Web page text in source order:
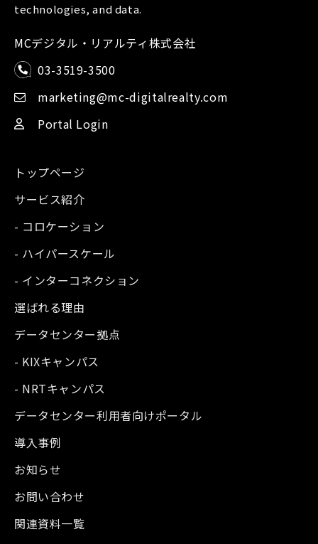
technologies, and data.
MCデジタル・リアルティ株式会社
03-3519-3500
marketing@mc-digitalrealty.com
Portal Login
トップページ
サービス紹介
- コロケーション
- ハイパースケール
- インターコネクション
選ばれる理由
データセンター拠点
- KIXキャンパス
- NRTキャンパス
データセンター利用者向けポータル
導入事例
お知らせ
お問い合わせ
関連資料一覧